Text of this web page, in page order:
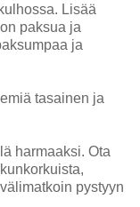
Lisää
paksua ja
ja
tasainen ja
harmaaksi. Ota
pystyyn